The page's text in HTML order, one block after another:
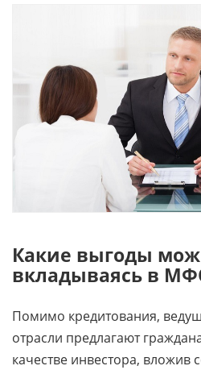
Какие выгоды
вкладываясь в
Помимо кредитования,
отрасли предлагают
качестве инвестора, вложив